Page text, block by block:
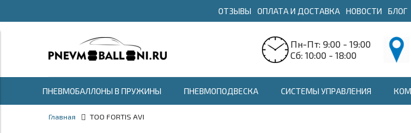
ОТЗЫВЫ ОПЛАТА И ДОСТАВКА НОВОСТИ БЛОГ
Пн-Пт: 9:00 - 19:00
Сб: 10:00 - 18:00
ПНЕВМОБАЛЛОНЫ В ПРУЖИНЫ ПНЕВМОПОДВЕСКА СИСТЕМЫ УПРАВЛЕНИЯ
Главная ТОО FORTIS AVI